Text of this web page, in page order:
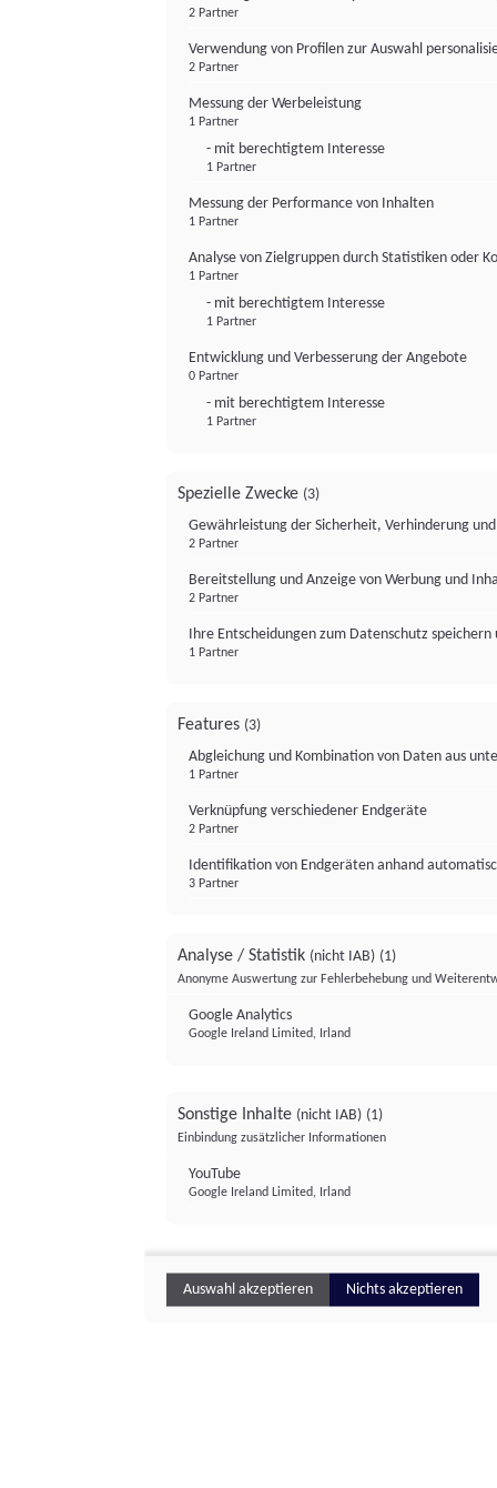
2 Partner
Verwendung von Profilen zur Auswahl
2 Partner
Messung der Werbeleistung
1 Partner
- mit berechtigtem Interesse
1 Partner
Messung der Performance von Inhalten
1 Partner
Analyse von Zielgruppen durch Statistiken oder
1 Partner
- mit berechtigtem Interesse
1 Partner
Entwicklung und Verbesserung der Angebote
0 Partner
- mit berechtigtem Interesse
1 Partner
Spezielle Zwecke (3)
Gewährleistung der Sicherheit, Verhinderung
2 Partner
Bereitstellung und Anzeige von Werbung und
2 Partner
Ihre Entscheidungen zum Datenschutz
1 Partner
Features (3)
Abgleichung und Kombination von Daten aus
1 Partner
Verknüpfung verschiedener Endgeräte
2 Partner
Identifikation von Endgeräten anhand
3 Partner
Analyse / Statistik (nicht IAB) (1)
Anonyme Auswertung zur Fehlerbehebung und
Google Analytics
Google Ireland Limited, Irland
Sonstige Inhalte (nicht IAB) (1)
Einbindung zusätzlicher Informationen
YouTube
Google Ireland Limited, Irland
Auswahl akzeptieren Nichts akzeptieren